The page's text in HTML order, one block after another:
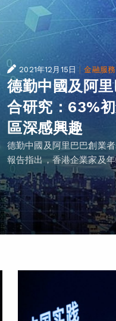
2021年12月15日 |金融服務
德勤中國及阿
合研究：63%
區深感興趣
德勤中國及阿里巴巴創業
報告指出，香港企業家及